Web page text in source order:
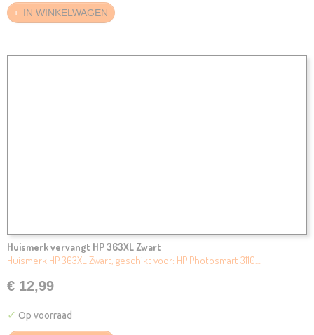
IN WINKELWAGEN
Huismerk vervangt HP 363XL Zwart
Huismerk HP 363XL Zwart, geschikt voor: HP Photosmart 3110…
€ 12,99
✓ Op voorraad